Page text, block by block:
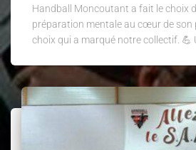
Handball Moncoutant a fait le choix
préparation mentale au cœur de
choix qui a marqué notre collectif. 💪